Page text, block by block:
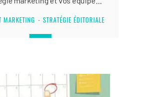
MARKETING STRATÉGIE ÉDITORIALE